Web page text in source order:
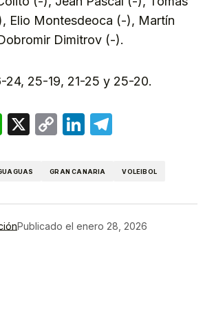
Elio Montesdeoca (-), Martín
Dimitrov (-).
24, 25-19, 21-25 y 25-20.
WhatsApp
X
CopyLinkedIn
GRAN CANARIA VOLEIBOL
Publicado el enero 28, 2026